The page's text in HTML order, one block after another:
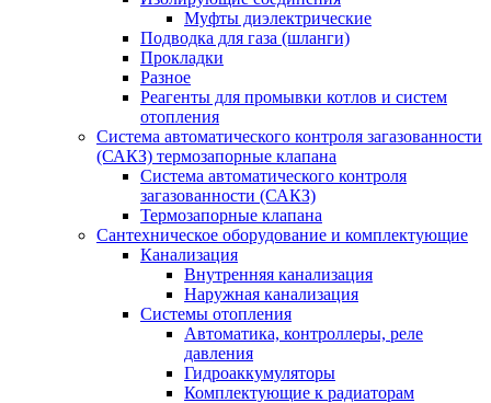
Муфты диэлектрические
Подводка для газа (шланги)
Прокладки
Разное
Реагенты для промывки котлов и систем
отопления
Система автоматического контроля загазованности
(САКЗ) термозапорные клапана
Система автоматического контроля
загазованности (САКЗ)
Термозапорные клапана
Сантехническое оборудование и комплектующие
Канализация
Внутренняя канализация
Наружная канализация
Системы отопления
Автоматика, контроллеры, реле
давления
Гидроаккумуляторы
Комплектующие к радиаторам